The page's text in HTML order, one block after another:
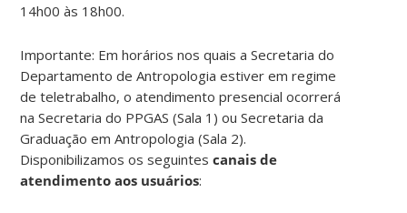
14h00 às 18h00.
Importante: Em horários nos quais a Secretaria do
Departamento de Antropologia estiver em regime
de teletrabalho, o atendimento presencial ocorrerá
na Secretaria do PPGAS (Sala 1) ou Secretaria da
Graduação em Antropologia (Sala 2).
Disponibilizamos os seguintescanais de
atendimento aos usuários: